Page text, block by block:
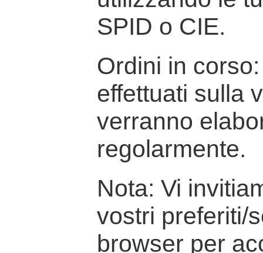
SPID o CIE.
Ordini in
effettuati sulla
verranno
regolarmente.
Nota: Vi
vostri preferiti/
browser per